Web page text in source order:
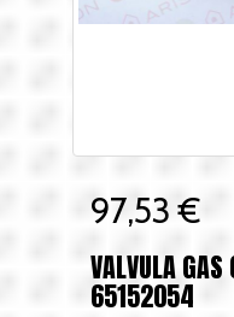
97,53 €
VALVULA GAS
65152054